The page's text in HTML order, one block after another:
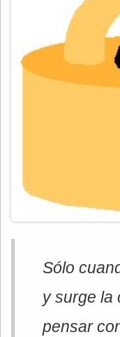
Sólo
y surge la
pensar